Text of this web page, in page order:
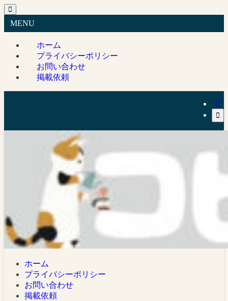
MENU
ホーム
プライバシーポリシー
お問い合わせ
掲載依頼
ホーム
プライバシーポリシー
お問い合わせ
掲載依頼